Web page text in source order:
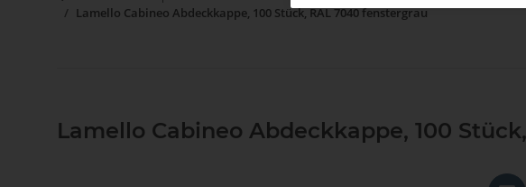
Lamello Cabineo Abdeckkappe, 100 Stück, RAL 7040 fenstergrau
Lamello Cabineo Abdeckkappe, 100